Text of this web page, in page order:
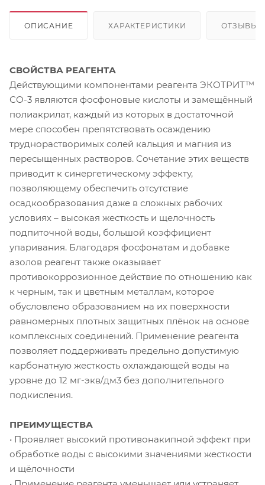
ОПИСАНИЕ ХАРАКТЕРИСТИКИ ОТЗЫВЫ
СВОЙСТВА РЕАГЕНТА
Действующими компонентами реагента ЭКОТРИТ™
СО-3 являются фосфоновые кислоты и замещённый
полиакрилат, каждый из которых в достаточной
мере способен препятствовать осаждению
труднорастворимых солей кальция и магния из
пересыщенных растворов. Сочетание этих веществ
приводит к синергетическому эффекту,
позволяющему обеспечить отсутствие
осадкообразования даже в сложных рабочих
условиях – высокая жесткость и щелочность
подпиточной воды, большой коэффициент
упаривания. Благодаря фосфонатам и добавке
азолов реагент также оказывает
противокоррозионное действие по отношению как
к черным, так и цветным металлам, которое
обусловлено образованием на их поверхности
равномерных плотных защитных плёнок на основе
комплексных соединений. Применение реагента
позволяет поддерживать предельно допустимую
карбонатную жесткость охлаждающей воды на
уровне до 12 мг-экв/дм3 без дополнительного
подкисления.
ПРЕИМУЩЕСТВА
• Проявляет высокий противонакипной эффект при
обработке воды с высокими значениями жесткости
и щёлочности